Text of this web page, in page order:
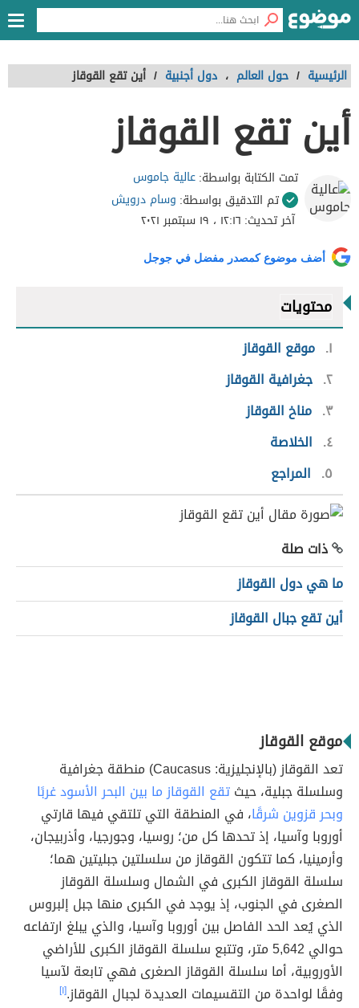
الرئيسية / حول العالم ، دول أجنبية / أين تقع القوقاز
أين تقع القوقاز
تمت الكتابة بواسطة:عالية جاموس
تم التدقيق بواسطة: وسام درويش
آخر تحديث: ١٢:١٦ ، ١٩ سبتمبر ٢٠٢١
أضف موضوع كمصدر مفضل في جوجل
محتويات
١ موقع القوقاز
٢ جغرافية القوقاز
٣ مناخ القوقاز
٤
الخلاصة
٥
المراجع
ذات صلة
ما هي دول القوقاز
أين تقع جبال القوقاز
موقع القوقاز
تعد القوقاز (بالإنجليزية: Caucasus) منطقة جغرافية
وسلسلة جبلية، حيثتقع القوقاز ما بين البحر الأسود غربًا
وبحر قزوين شرقًا، في المنطقة التي تلتقي فيها قارتي
أوروبا وآسيا، إذ تحدها كل من؛ روسيا، وجورجيا، وأذربيجان،
وأرمينيا، كما تتكون القوقاز من سلسلتين جبليتين هما؛
سلسلة القوقاز الكبرى في الشمال وسلسلة القوقاز
الصغرى في الجنوب، إذ يوجد في الكبرى منها جبل إلبروس
الذي يُعد الحد الفاصل بين أوروبا وآسيا، والذي يبلغ ارتفاعه
حوالي 5,642 متر، وتتبع سلسلة القوقاز الكبرى للأراضي
الأوروبية، أما سلسلة القوقاز الصغرى فهي تابعة لآسيا
وفقًا لواحدة من التقسيمات العديدة لجبال القوقاز.[١]